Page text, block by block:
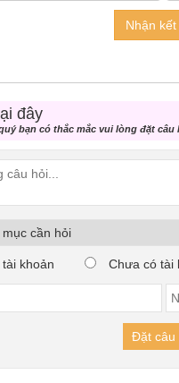
Nhận kết
đây
bạn có thắc mắc vui lòng đặt
khoản Chưa có tài
Đặt câu